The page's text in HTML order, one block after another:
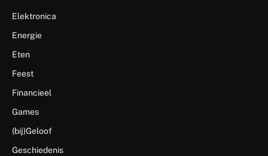
Elektronica
Energie
Eten
Feest
Financieel
Games
(bij)Geloof
Geschiedenis